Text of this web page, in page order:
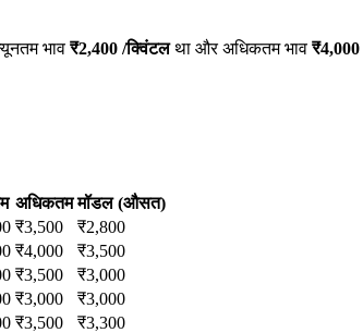
भाव ₹2,400 /क्विंटलथा और अधिकतम भाव ₹4,000
अधिकतम मॉडल (औसत)
₹3,500 ₹2,800
₹4,000 ₹3,500
₹3,500 ₹3,000
₹3,000 ₹3,000
₹3,500 ₹3,300